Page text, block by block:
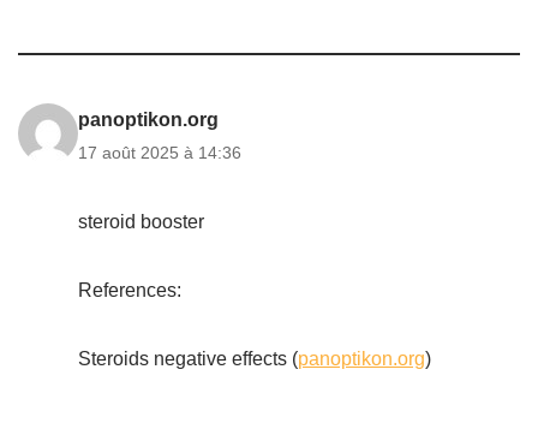
panoptikon.org
17 août 2025 à 14:36
steroid booster
References:
Steroids negative effects (panoptikon.org)